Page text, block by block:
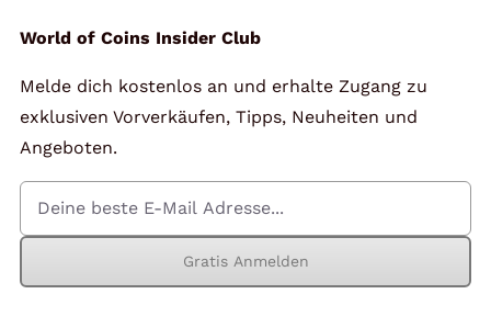
World of Coins Insider Club
Melde dich kostenlos an und erhalte Zugang zu
exklusiven Vorverkäufen, Tipps, Neuheiten und
Angeboten.
Gratis Anmelden